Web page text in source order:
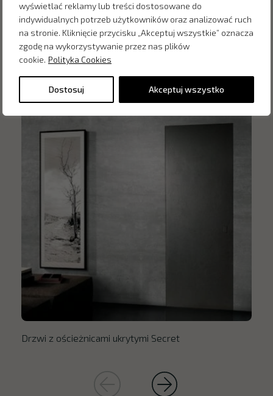
wyświetlać reklamy lub treści dostosowane do
indywidualnych potrzeb użytkowników oraz analizować ruch
na stronie. Kliknięcie przycisku „Akceptuj wszystkie” oznacza
zgodę na wykorzystywanie przez nas plików
cookie. Polityka Cookies
Dostosuj Akceptuj wszystko
Inne produkty z kategorii
Drzwi z ościeżnicami ukrytymi Secret